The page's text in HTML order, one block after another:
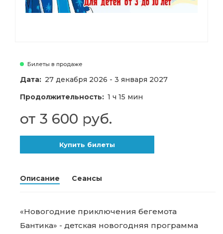
Билеты в продаже
Дата: 27 декабря 2026 - 3 января 2027
Продолжительность: 1 ч 15 мин
от 3 600 руб.
Купить билеты
Описание Сеансы
«Новогодние приключения бегемота
Бантика» - детская новогодняя программа